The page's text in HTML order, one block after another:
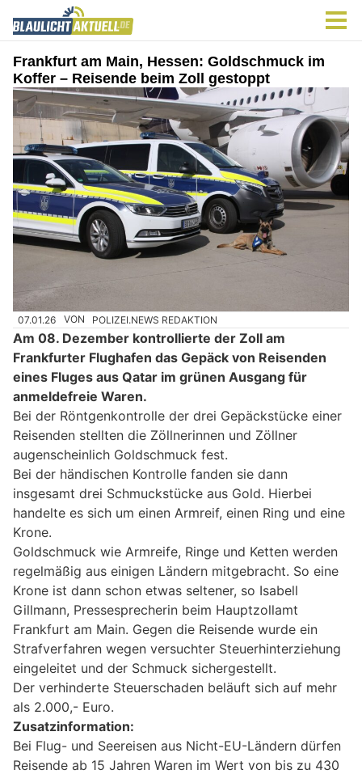
Frankfurt am Main, Hessen: Goldschmuck im
Koffer – Reisende beim Zoll gestoppt
07.01.26 VON POLIZEI.NEWS REDAKTION
Am 08. Dezember kontrollierte der Zoll am
Frankfurter Flughafen das Gepäck von Reisenden
eines Fluges aus Qatar im grünen Ausgang für
anmeldefreie Waren.
Bei der Röntgenkontrolle der drei Gepäckstücke einer
Reisenden stellten die Zöllnerinnen und Zöllner
augenscheinlich Goldschmuck fest.
Bei der händischen Kontrolle fanden sie dann
insgesamt drei Schmuckstücke aus Gold. Hierbei
handelte es sich um einen Armreif, einen Ring und eine
Krone.
Goldschmuck wie Armreife, Ringe und Ketten werden
regelmäßig aus einigen Ländern mitgebracht. So eine
Krone ist dann schon etwas seltener, so Isabell
Gillmann, Pressesprecherin beim Hauptzollamt
Frankfurt am Main. Gegen die Reisende wurde ein
Strafverfahren wegen versuchter Steuerhinterziehung
eingeleitet und der Schmuck sichergestellt.
Der verhinderte Steuerschaden beläuft sich auf mehr
als 2.000,- Euro.
Zusatzinformation:
Bei Flug- und Seereisen aus Nicht-EU-Ländern dürfen
Reisende ab 15 Jahren Waren im Wert von bis zu 430